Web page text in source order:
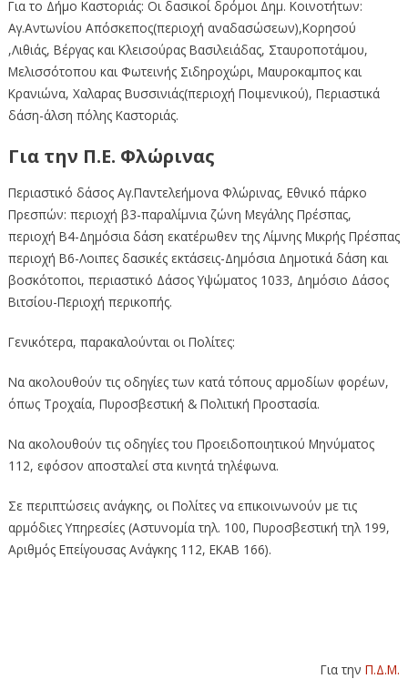
Για το Δήμο Καστοριάς: Οι δασικοί δρόμοι Δημ. Κοινοτήτων:
Αγ.Αντωνίου Απόσκεπος(περιοχή αναδασώσεων),Κορησού
,Λιθιάς, Βέργας και Κλεισούρας Βασιλειάδας, Σταυροποτάμου,
Μελισσότοπου και Φωτεινής Σιδηροχώρι, Μαυροκαμπος και
Κρανιώνα, Χαλαρας Βυσσινιάς(περιοχή Ποιμενικού), Περιαστικά
δάση-άλση πόλης Καστοριάς.
Για την Π.Ε. Φλώρινας
Περιαστικό δάσος Αγ.Παντελεήμονα Φλώρινας, Εθνικό πάρκο
Πρεσπών: περιοχή β3-παραλίμνια ζώνη Μεγάλης Πρέσπας,
περιοχή Β4-Δημόσια δάση εκατέρωθεν της Λίμνης Μικρής Πρέσπας
περιοχή Β6-Λοιπες δασικές εκτάσεις-Δημόσια Δημοτικά δάση και
βοσκότοποι, περιαστικό Δάσος Υψώματος 1033, Δημόσιο Δάσος
Βιτσίου-Περιοχή περικοπής.
Γενικότερα, παρακαλούνται οι Πολίτες:
Να ακολουθούν τις οδηγίες των κατά τόπους αρμοδίων φορέων,
όπως Τροχαία, Πυροσβεστική & Πολιτική Προστασία.
Να ακολουθούν τις οδηγίες του Προειδοποιητικού Μηνύματος
112, εφόσον αποσταλεί στα κινητά τηλέφωνα.
Σε περιπτώσεις ανάγκης, οι Πολίτες να επικοινωνούν με τις
αρμόδιες Υπηρεσίες (Αστυνομία τηλ. 100, Πυροσβεστική τηλ 199,
Αριθμός Επείγουσας Ανάγκης 112, ΕΚΑΒ 166).
Για τηνΠ.Δ.Μ.